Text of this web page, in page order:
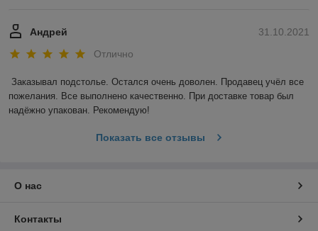
31.10.2021
Андрей
Отлично
Заказывал подстолье. Остался очень доволен. Продавец учёл все
пожелания. Все выполнено качественно. При доставке товар был
надёжно упакован. Рекомендую!
Показать все отзывы
О нас
Контакты